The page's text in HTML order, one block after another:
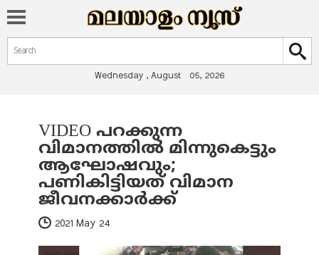
Search form
Search
Wednesday , August 05, 2026
You are here
VIDEO പറക്കുന്ന
വിമാനത്തില്‍ മിന്നുകെട്ടും
ആഘോഷവും;
പണികിട്ടിയത് വിമാന
ജീവനക്കാര്‍ക്ക്
2021 May 24